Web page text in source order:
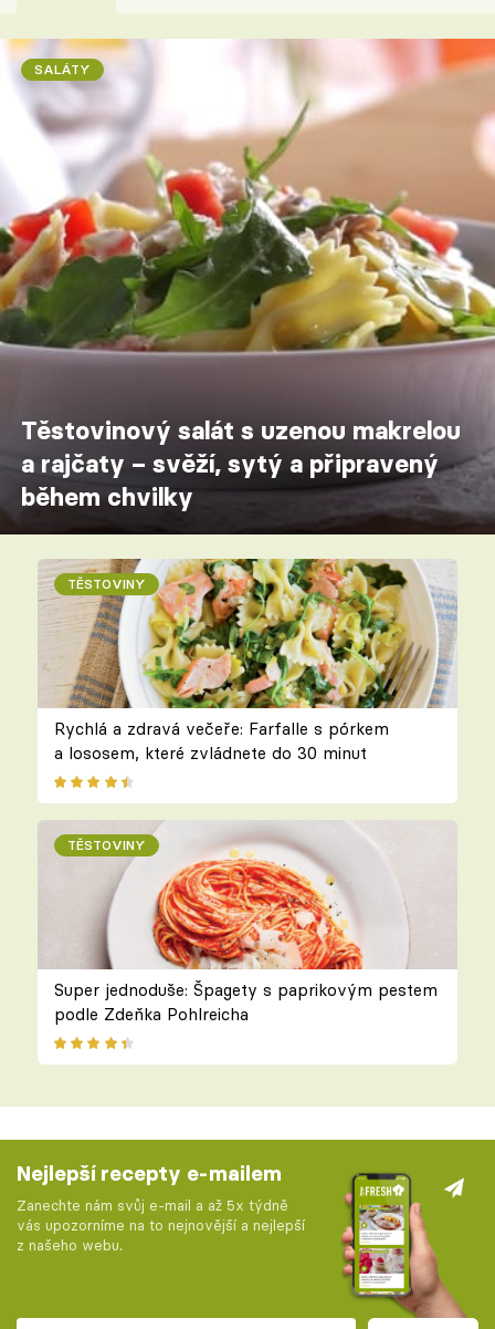
SALÁTY
Těstovinový salát s uzenou makrelou
a rajčaty – svěží, sytý a připravený
během chvilky
TĚSTOVINY
Rychlá a zdravá večeře: Farfalle s pórkem
a lososem, které zvládnete do 30 minut
TĚSTOVINY
Super jednoduše: Špagety s paprikovým pestem
podle Zdeňka Pohlreicha
Nejlepší recepty e-mailem
Zanechte nám svůj e-mail a až 5x týdně
vás upozorníme na to nejnovější a nejlepší
z našeho webu.